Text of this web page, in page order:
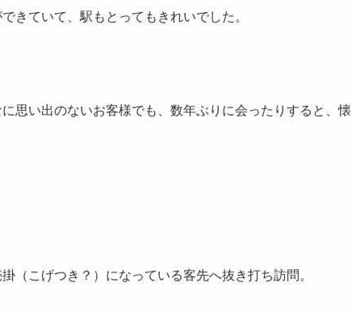
きていて、駅もとってもきれいでした。
思い出のないお客様でも、数年ぶりに会ったりすると、懐
（こげつき？）になっている客先へ抜き打ち訪問。